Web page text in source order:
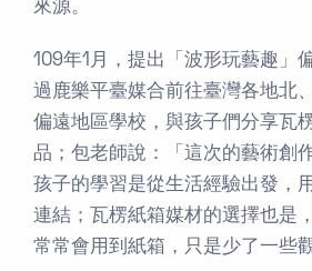
來源。
109年1月，提出「波形玩藝趣」
過鹿樂平臺媒合前往臺灣各地北
偏遠地區學校，與孩子們分享瓦
品；包老師說：「這次的藝術創
孩子的學習是從生活經驗出發，
連結；瓦楞紙箱媒材的選擇也是
常常會用到紙箱，只是少了一些